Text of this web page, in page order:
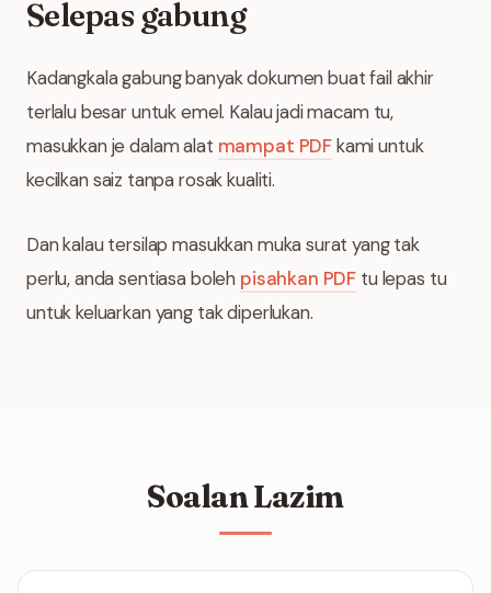
Selepas gabung
Kadangkala gabung banyak dokumen buat fail akhir
terlalu besar untuk emel. Kalau jadi macam tu,
masukkan je dalam alat mampat PDFkami untuk
kecilkan saiz tanpa rosak kualiti.
Dan kalau tersilap masukkan muka surat yang tak
perlu, anda sentiasa boleh pisahkan PDF tu lepas tu
untuk keluarkan yang tak diperlukan.
Soalan Lazim